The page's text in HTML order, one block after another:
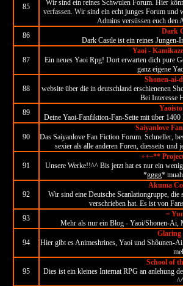
85
Wir sind ein reines Schwulen Forum. Hier
verfassen. Wir sind ein echt junges Forum und
Admins versüssen euch den
86
Dark
Dark Castle ist ein reines
87
Yaoi -
Ein neues Yaoi Rpg! Dort erwarten dich pure
ganz eigene
88
Shonen-ai-
website über die in deutschland erschienenen
Bei Interesse
89
Deine Yaoi-Fanfiktion-Fan-Seite mit über
90
Saiyanlove
Das Saiyanlove Fan Fiction Forum. Schneller,
sexier als alle anderen Foren, diesseits
91
++~**
Unsere Werke!!^^ Bis jetzt hat es nur ein
*gggg*
92
Akuma
Wir sind eine Deutsche Scanlationgruppe,
verschrieben hat. Es ist von
93
~
Mehr als nur ein Blog - Yaoi/Shonen-Ai,
94
Glaring
Hier gibt es Animeshrines, Yaoi und Shôunen-
95
School of
Dies ist ein kleines Internat RPG an anlehung